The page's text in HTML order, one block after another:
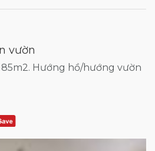
vườn
Hướng hồ/hướng vườn